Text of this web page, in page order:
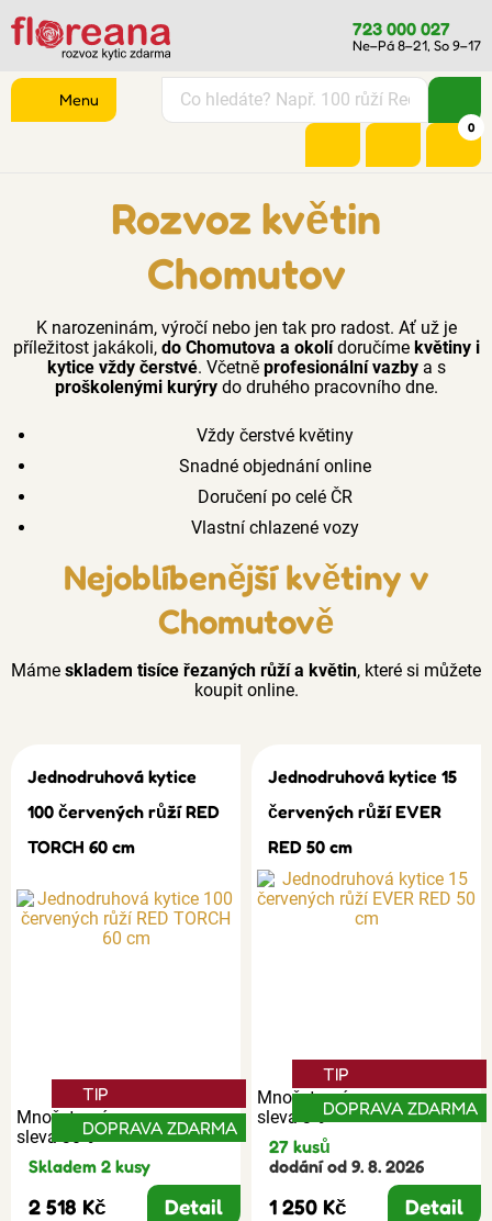
723 000 027
Ne–Pá 8–21, So 9–17
0
Menu
Rozvoz květin
Chomutov
K narozeninám, výročí nebo jen tak pro radost. Ať už je
příležitost jakákoli, do Chomutova a okolídoručíme květiny i
kytice vždy čerstvé. Včetně profesionální vazbya s
proškolenými kurýrydo druhého pracovního dne.
Vždy čerstvé květiny
Snadné objednání online
Doručení po celé ČR
Vlastní chlazené vozy
Nejoblíbenější květiny v
Chomutově
Máme skladem tisíce řezaných růží a květin, které si můžete
koupit online.
Jednodruhová kytice
100 červených růží RED
TORCH 60 cm
Množstevní
sleva 30%
TIP
DOPRAVA ZDARMA
Skladem 2 kusy
2 518 Kč Detail
Jednodruhová kytice 15
červených růží EVER
RED 50 cm
Množstevní
sleva 3%
TIP
DOPRAVA ZDARMA
27 kusů
dodání od 9. 8. 2026
1 250 Kč Detail